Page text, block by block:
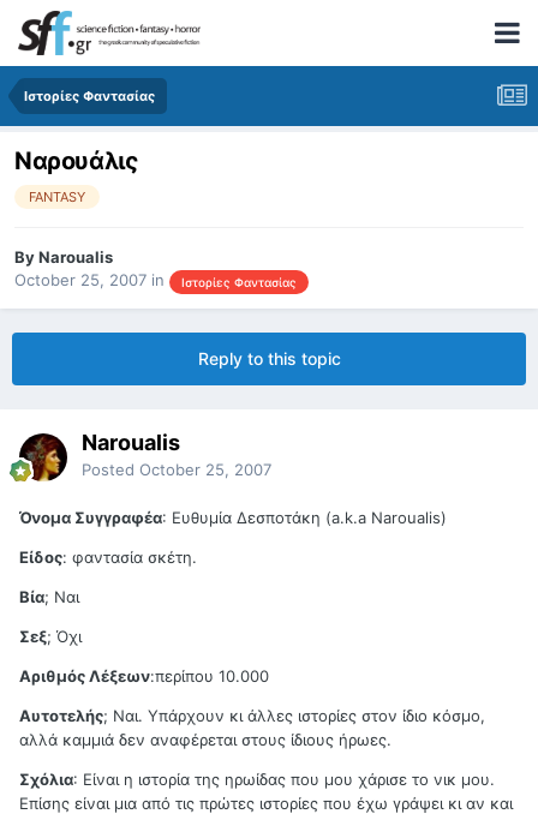
Ιστορίες Φαντασίας
Ναρουάλις
FANTASY
ByNaroualis
October 25, 2007 in Ιστορίες Φαντασίας
Reply to this topic
Naroualis
Posted October 25, 2007
Όνομα Συγγραφέα: Ευθυμία Δεσποτάκη (a.k.a Naroualis)
Είδος: φαντασία σκέτη.
Βία; Ναι
Σεξ; Όχι
Αριθμός Λέξεων:περίπου 10.000
Αυτοτελής; Ναι. Υπάρχουν κι άλλες ιστορίες στον ίδιο κόσμο,
αλλά καμμιά δεν αναφέρεται στους ίδιους ήρωες.
Σχόλια: Είναι η ιστορία της ηρωίδας που μου χάρισε το νικ μου.
Επίσης είναι μια από τις πρώτες ιστορίες που έχω γράψει κι αν και